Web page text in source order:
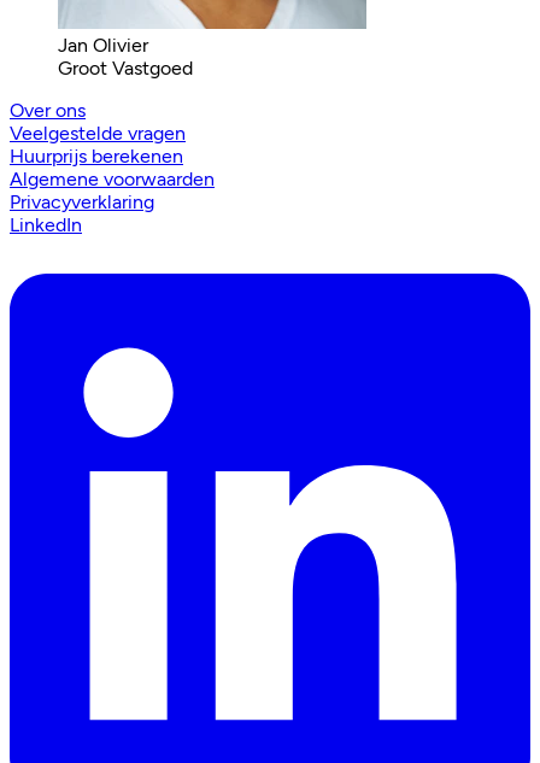
Jan Olivier
Groot Vastgoed
Over ons
Veelgestelde vragen
Huurprijs berekenen
Algemene voorwaarden
Privacyverklaring
LinkedIn